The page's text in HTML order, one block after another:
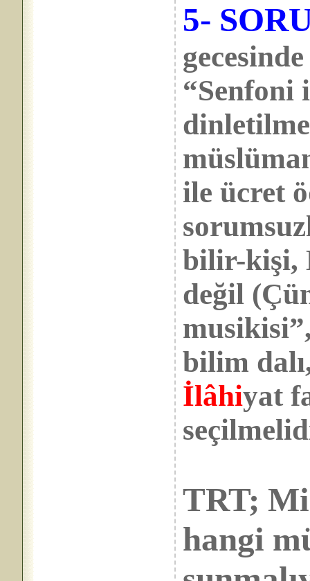
5-
“Senfoni
ile ücret
bilir-kişi,
değil
bilim
İlâhiyat
TRT;
hangi